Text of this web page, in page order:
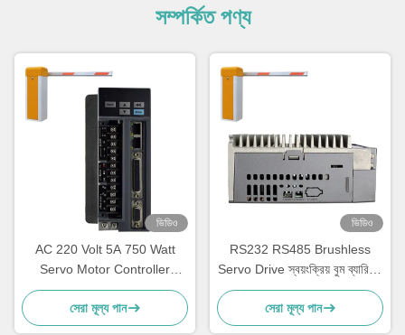
সম্পর্কিত পণ্য
ভিডিও
AC 220 Volt 5A 750 Watt
Servo Motor Controller
Parking Barrier Remote
Control
সেরা মূল্য পান
ভিডিও
RS232 RS485 Brushless
Servo Drive স্বয়ংক্রিয় বুম ব্যারিয়ার
গেট ব্যবহার
সেরা মূল্য পান